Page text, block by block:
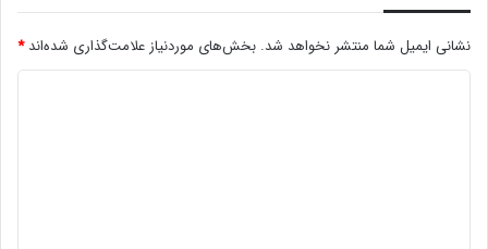
نشانی ایمیل شما منتشر نخواهد شد. بخش‌های موردنیاز علامت‌گذاری شده‌اند*